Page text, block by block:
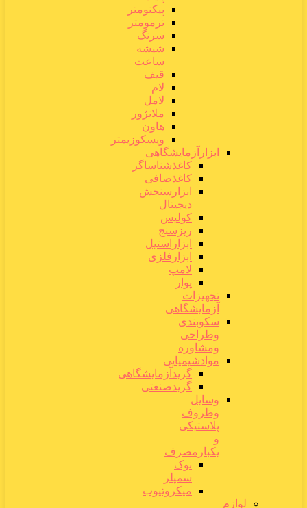
پیکنومتر
ترمومتر
سرنگ
شیشه
ساعت
قیف
لام
لامل
ملانژور
هاون
ویسکوزیمتر
ابزارآزمایشگاهی
کاغذشناساگر
کاغذصافی
ابزارسنجش
دیجیتال
کولیس
ریزسنج
ابزاراستیل
ابزارفلزی
لامپ
پوار
تجهیزات
آزمایشگاهی
سکوبندی
وطراحی
ومشاوره
موادشیمیایی
گریدآزمایشگاهی
گریدصنعتی
وسایل
وظروف
پلاستیکی
و
یکبارمصرف
نوک
سمپلر
میکروتیوب
لوازم